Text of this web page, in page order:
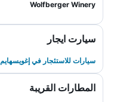
Wolfberger Winery
سيارت ايجار
سيارات للاستئجار في إغويسهايم
المطارات القريبة